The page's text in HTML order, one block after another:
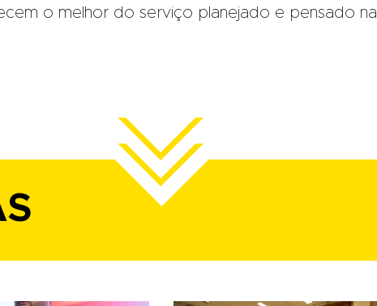
o melhor do serviço planejado e pensado na